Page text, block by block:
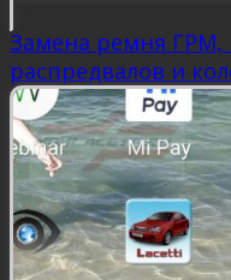
Замена ремня
распредвалов и